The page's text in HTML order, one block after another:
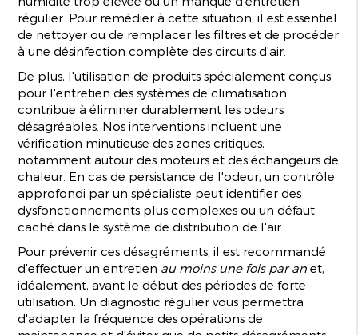
régulier. Pour remédier à cette situation, il est essentiel
de nettoyer ou de remplacer les filtres et de procéder
à une désinfection complète des circuits d'air.
De plus, l'utilisation de produits spécialement conçus
pour l'entretien des systèmes de climatisation
contribue à éliminer durablement les odeurs
désagréables. Nos interventions incluent une
vérification minutieuse des zones critiques,
notamment autour des moteurs et des échangeurs de
chaleur. En cas de persistance de l'odeur, un contrôle
approfondi par un spécialiste peut identifier des
dysfonctionnements plus complexes ou un défaut
caché dans le système de distribution de l'air.
Pour prévenir ces désagréments, il est recommandé
d'effectuer un entretien au moins une fois par an et,
idéalement, avant le début des périodes de forte
utilisation. Un diagnostic régulier vous permettra
d'adapter la fréquence des opérations de